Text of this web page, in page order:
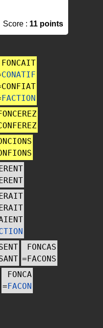
Score : 11 points
FONCAIT
CONATIF
CONFIAT
FACTION
FONCAS
=FACONS
FONCA
=FACON